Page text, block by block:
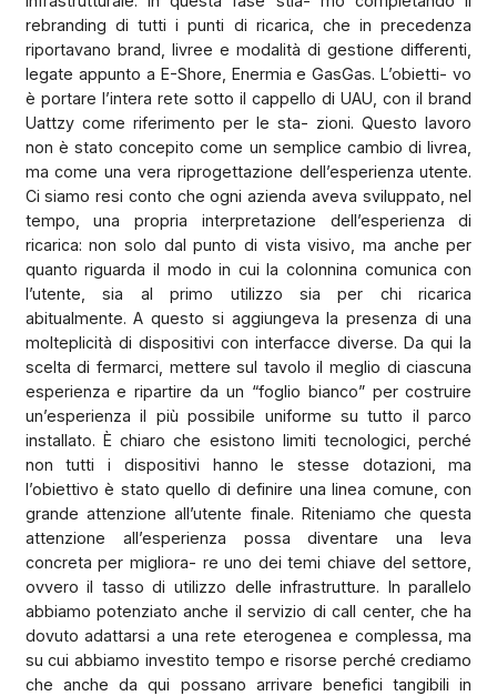
rebranding di tutti i punti di ricarica, che in precedenza
riportavano brand, livree e modalità di gestione differenti,
legate appunto a E-Shore, Enermia e GasGas. L’obietti- vo
è portare l’intera rete sotto il cappello di UAU, con il brand
Uattzy come riferimento per le sta- zioni. Questo lavoro
non è stato concepito come un semplice cambio di livrea,
ma come una vera riprogettazione dell’esperienza utente.
Ci siamo resi conto che ogni azienda aveva sviluppato, nel
tempo, una propria interpretazione dell’esperienza di
ricarica: non solo dal punto di vista visivo, ma anche per
quanto riguarda il modo in cui la colonnina comunica con
l’utente, sia al primo utilizzo sia per chi ricarica
abitualmente. A questo si aggiungeva la presenza di una
molteplicità di dispositivi con interfacce diverse. Da qui la
scelta di fermarci, mettere sul tavolo il meglio di ciascuna
esperienza e ripartire da un “foglio bianco” per costruire
un’esperienza il più possibile uniforme su tutto il parco
installato. È chiaro che esistono limiti tecnologici, perché
non tutti i dispositivi hanno le stesse dotazioni, ma
l’obiettivo è stato quello di definire una linea comune, con
grande attenzione all’utente finale. Riteniamo che questa
attenzione all’esperienza possa diventare una leva
concreta per migliora- re uno dei temi chiave del settore,
ovvero il tasso di utilizzo delle infrastrutture. In parallelo
abbiamo potenziato anche il servizio di call center, che ha
dovuto adattarsi a una rete eterogenea e complessa, ma
su cui abbiamo investito tempo e risorse perché crediamo
che anche da qui possano arrivare benefici tangibili in